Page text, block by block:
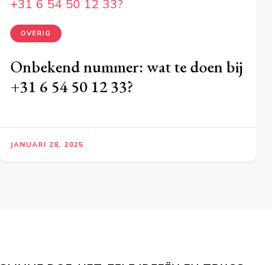
OVERIG
Onbekend nummer: wat te doen bij
+31 6 54 50 12 33?
JANUARI 28, 2025